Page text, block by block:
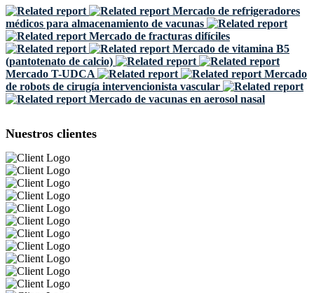
Mercado de refrigeradores
médicos para almacenamiento de vacunas
Mercado de fracturas difíciles
Mercado de vitamina B5
(pantotenato de calcio)
Mercado T-UDCA
Mercado
de robots de cirugía intervencionista vascular
Mercado de vacunas en aerosol nasal
Nuestros clientes